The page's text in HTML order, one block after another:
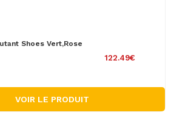
Shoes Vert,Rose
122.49€
VOIR LE PRODUIT